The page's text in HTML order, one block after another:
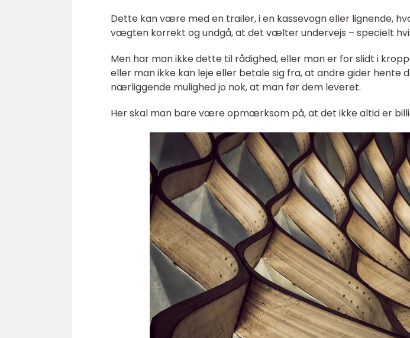
Dette kan være med en trailer, i en kassevogn eller lignende,
vægten korrekt og undgå, at det vælter undervejs – specielt
Men har man ikke dette til rådighed, eller man er for slidt i
eller man ikke kan leje eller betale sig fra, at andre gider hente
nærliggende mulighed jo nok, at man før dem leveret.
Her skal man bare være opmærksom på, at det ikke altid er